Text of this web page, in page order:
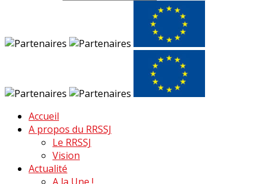
Accueil
A propos du RRSSJ
Le RRSSJ
Vision
Actualité